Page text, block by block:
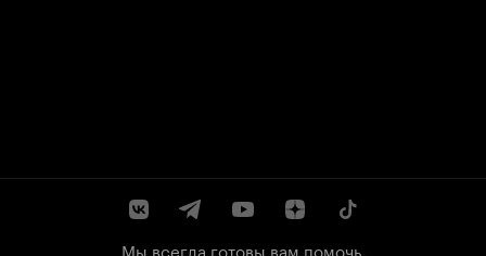
Мы всегда готовы вам помочь.